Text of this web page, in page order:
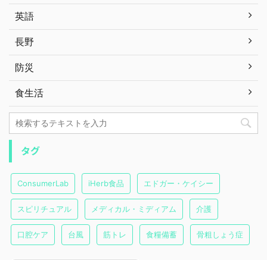
英語
長野
防災
食生活
タグ
ConsumerLab iHerb食品 エドガー・ケイシー
スピリチュアル メディカル・ミディアム 介護
口腔ケア 台風 筋トレ 食糧備蓄 骨粗しょう症